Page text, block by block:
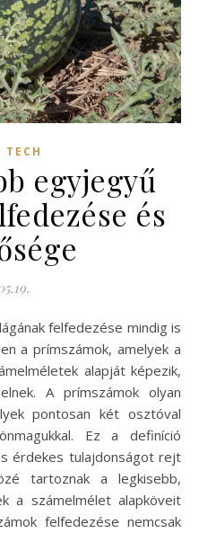
TECH
egyjegyű
és
a prímszámok, amelyek a
alapját képezik,
A prímszámok olyan
pontosan két osztóval
Ez a definíció
érdekes tulajdonságot rejt
tartoznak a legkisebb,
a számelmélet alapköveit
felfedezése nemcsak